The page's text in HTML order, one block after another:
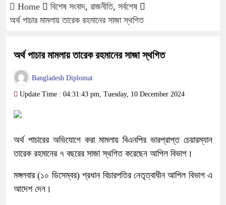
Home বিশেষ সংবাদ, রাজনীতি, সর্বশেষ
অর্থ পাচার মামলায় তারেক রহমানের সাজা স্থগিত
অর্থ পাচার মামলায় তারেক রহমানের সাজা স্থগিত
Bangladesh Diplomat
Update Time : 04:31:43 pm, Tuesday, 10 December 2024
অর্থ পাচারের অভিযোগে করা মামলায় বিএনপির ভারপ্রাপ্ত চেয়ারম্যান
তারেক রহমানের ৭ বছরের সাজা স্থগিত করেছেন আপিল বিভাগ।
মঙ্গলবার (১০ ডিসেম্বর) প্রধান বিচারপতির নেতৃত্বাধীন আপিল বিভাগ এ
আদেশ দেন।